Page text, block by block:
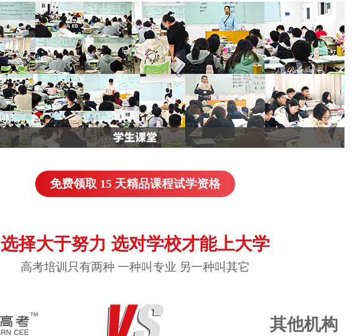
免费领取 15 天精品课程试学资格
选择大于努力 选对学校才能上大学
高考培训只有两种 一种叫专业 另一种叫其它
其他机构